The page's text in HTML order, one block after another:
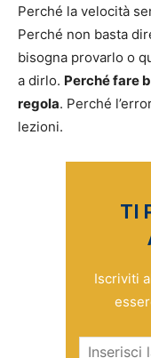
Perché la velocità
Perché non basta
bisogna provarlo o
a dirlo. Perché fare
regola. Perché
lezioni.
TI
Iscriviti